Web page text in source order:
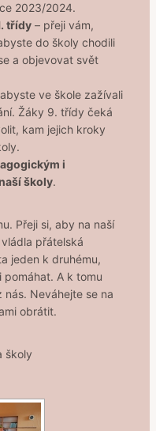
2023/2024.
třídy – přeji vám,
do školy chodili
a objevovat svět
ve škole zažívali
Žáky 9. třídy čeká
kam jejich kroky
i
školy.
Přeji si, aby na naší
přátelská
jeden k druhému,
pomáhat. A k tomu
Neváhejte se na
obrátit.
školy